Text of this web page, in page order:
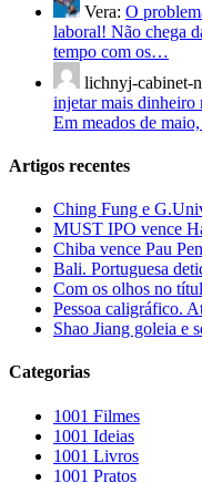
Vera: O
laboral! Não chega
tempo com os…
lichnyj-cabinet-
injetar mais dinheiro
Em meados de
Artigos recentes
Ching Fung e
MUST IPO vence
Chiba vence Pau
Bali. Portuguesa
Com os olhos no
Pessoa caligráfico.
Shao Jiang goleia e
Categorias
1001 Filmes
1001 Ideias
1001 Livros
1001 Pratos